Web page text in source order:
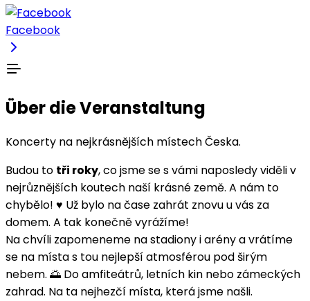
Facebook
Über die Veranstaltung
Koncerty na nejkrásnějších místech Česka.
Budou to tři roky, co jsme se s vámi naposledy viděli v
nejrůznějších koutech naší krásné země. A nám to
chybělo! ♥️ Už bylo na čase zahrát znovu u vás za
domem. A tak konečně vyrážíme!
Na chvíli zapomeneme na stadiony i arény a vrátíme
se na místa s tou nejlepší atmosférou pod širým
nebem. 🌅 Do amfiteátrů, letních kin nebo zámeckých
zahrad. Na ta nejhezčí místa, která jsme našli.